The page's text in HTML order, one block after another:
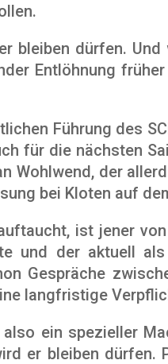
bleiben dürfen.
Entlöhnung
Führung des
für die nächsten
Wohlwend, der
bei Kloten auf
ist jener
und der aktuell
Gespräche
langfristige
ein spezieller
er bleiben